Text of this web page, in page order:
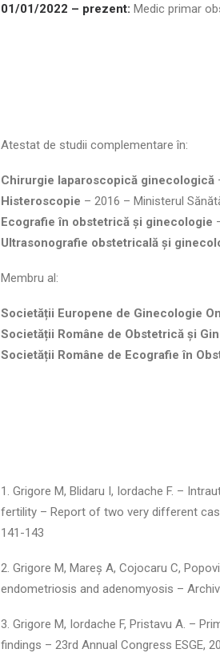
01/01/2022 – prezent: Medic primar
Atestat de studii complementare în:
Chirurgie laparoscopică ginecologică
Histeroscopie – 2016 – Ministerul
Ecografie în obstetrică și ginecologie
Ultrasonografie obstetricală și
Membru al:
Societății Europene de Ginecologie
Societății Române de Obstetrică și
Societății Române de Ecografie în
1. Grigore M, Blidaru I, Iordache F. –
fertility – Report of two very different
141-143
2. Grigore M, Mareș A, Cojocaru C,
endometriosis and adenomyosis –
3. Grigore M, Iordache F, Pristavu A. –
findings – 23rd Annual Congress ESGE,